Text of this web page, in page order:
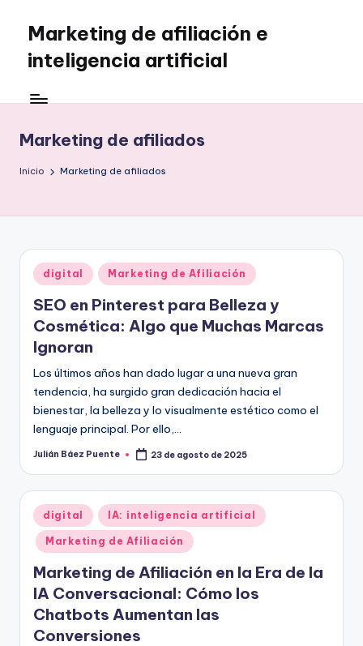
Saltar
contenido
Marketing de afiliación e
inteligencia artificial
Marketing de afiliados
Inicio Marketing de afiliados
Publicado
en
digital Marketing de Afiliación
SEO en Pinterest para Belleza y
Cosmética: Algo que Muchas Marcas
Ignoran
Los últimos años han dado lugar a una nueva gran
tendencia, ha surgido gran dedicación hacia el
bienestar, la belleza y lo visualmente estético como el
lenguaje principal. Por ello,…
Publicado
Julián Báez Puente 23 de agosto de 2025
Publicado
en
digital IA: inteligencia artificial
Marketing de Afiliación
Marketing de Afiliación en la Era de la
IA Conversacional: Cómo los
Chatbots Aumentan las
Conversiones